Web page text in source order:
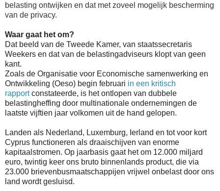
belasting ontwijken en dat met zoveel mogelijk bescherming
van de privacy.
Waar gaat het om?
Dat beeld van de Tweede Kamer, van staatssecretaris
Weekers en dat van de belastingadviseurs klopt van geen
kant.
Zoals de Organisatie voor Economische samenwerking en
Ontwikkeling (Oeso) begin februari in een kritisch
rapportconstateerde, is het ontlopen van dubbele
belastingheffing door multinationale ondernemingen de
laatste vijftien jaar volkomen uit de hand gelopen.
Landen als Nederland, Luxemburg, Ierland en tot voor kort
Cyprus functioneren als draaischijven van enorme
kapitaalstromen. Op jaarbasis gaat het om 12.000 miljard
euro, twintig keer ons bruto binnenlands product, die via
23.000 brievenbusmaatschappijen vrijwel onbelast door ons
land wordt gesluisd.